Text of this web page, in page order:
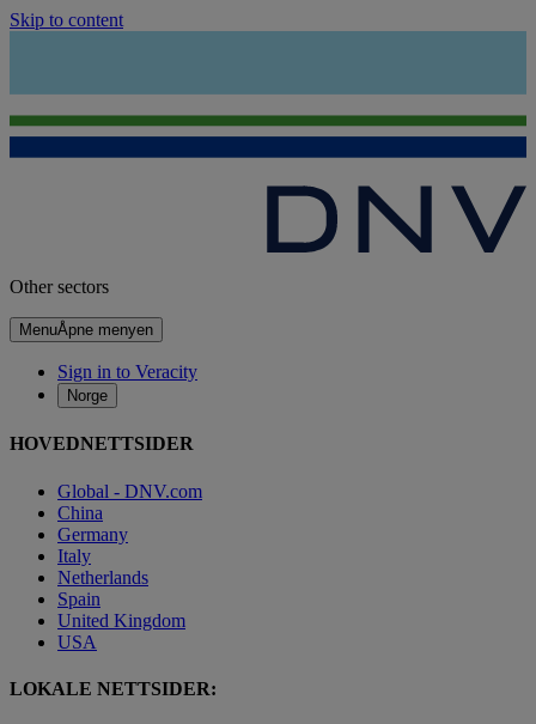
Skip to content
Other sectors
MenuÅpne menyen
Sign in to Veracity
Norge
HOVEDNETTSIDER
Global - DNV.com
China
Germany
Italy
Netherlands
Spain
United Kingdom
USA
LOKALE NETTSIDER: